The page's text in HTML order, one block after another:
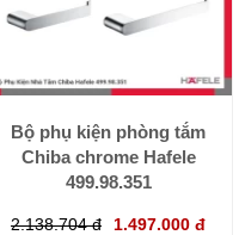
Bộ phụ kiện phòng tắm
Chiba chrome Hafele
499.98.351
2.138.704 đ 1.497.000 đ